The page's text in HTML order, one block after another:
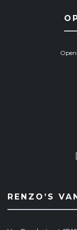
RENZO’S